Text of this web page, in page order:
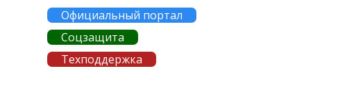
Официальный портал
Соцзащита
Техподдержка